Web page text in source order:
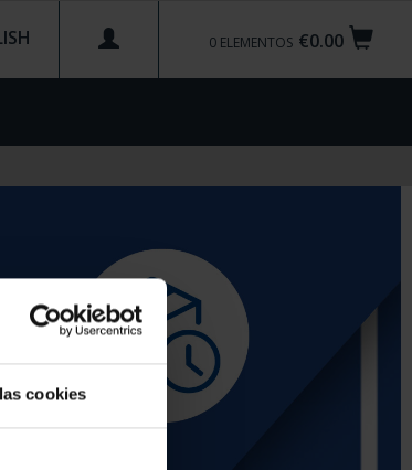
cookies
€0.00
0 ELEMENTOS